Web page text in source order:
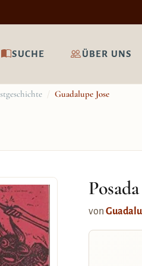
SUCHE ÜBER UNS
/ Guadalupe Jose
von